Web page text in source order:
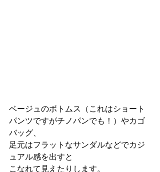
ベージュのボトムス（これはショート
パンツですがチノパンでも！）やカゴ
バッグ、
足元はフラットなサンダルなどでカジ
ュアル感を出すと
こなれて見えたりします。